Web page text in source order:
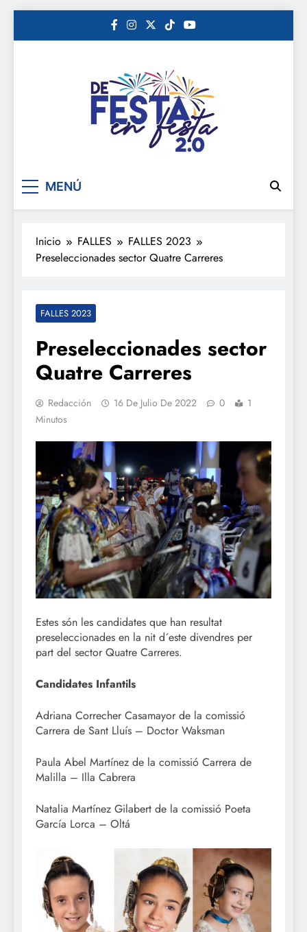
De festa en festa 2.0
MENÚ
Inicio FALLES
FALLES 2023
Preseleccionades sector Quatre Carreres
FALLES 2023
Preseleccionades sector
Quatre Carreres
Redacción 16 De Julio De 2022 0
1
Minutos
Estes són les candidates que han resultat
preseleccionades en la nit d´este divendres per
part del sector Quatre Carreres.
Candidates Infantils
Adriana Correcher Casamayor de la comissió
Carrera de Sant Lluís – Doctor Waksman
Paula Abel Martínez de la comissió Carrera de
Malilla – Illa Cabrera
Natalia Martínez Gilabert de la comissió Poeta
García Lorca – Oltá